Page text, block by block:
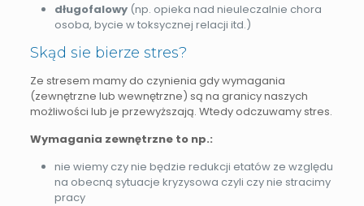
długofalowy(np. opieka nad nieuleczalnie chora
osoba, bycie w toksycznej relacji itd.)
Skąd sie bierze stres?
Ze stresem mamy do czynienia gdy wymagania
(zewnętrzne lub wewnętrzne) są na granicy naszych
możliwości lub je przewyższają. Wtedy odczuwamy stres.
Wymagania zewnętrzne to np.:
nie wiemy czy nie będzie redukcji etatów ze względu
na obecną sytuacje kryzysowa czyli czy nie stracimy
pracy